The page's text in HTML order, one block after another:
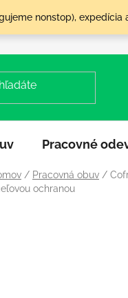
nonstop),
Pracovné
/ Pracovná obuv /
ochranou